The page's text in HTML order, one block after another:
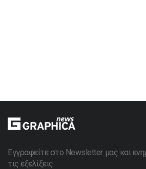
Εγγραφείτε στο Newsletter μας και
τις εξελίξεις.